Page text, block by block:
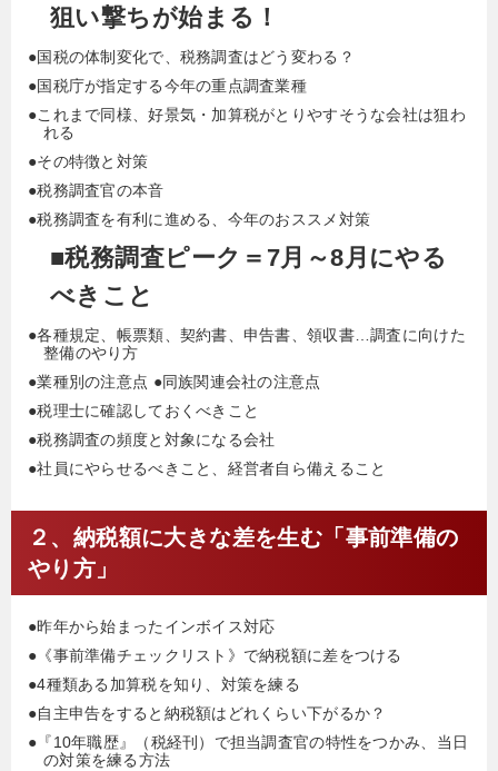
頼が殺到し、お忍びで指導を求めに来る税理士も多
狙い撃ちが始まる！
●国税の体制変化で、税務調査はどう変わる？
●国税庁が指定する今年の重点調査業種
●これまで同様、好景気・加算税がとりやすそうな会社は狙わ
れる
●その特徴と対策
●税務調査官の本音
●税務調査を有利に進める、今年のおススメ対策
■税務調査ピーク＝7月～8月にやる
べきこと
●各種規定、帳票類、契約書、申告書、領収書…調査に向けた
整備のやり方
●業種別の注意点 ●同族関連会社の注意点
●税理士に確認しておくべきこと
●税務調査の頻度と対象になる会社
●社員にやらせるべきこと、経営者自ら備えること
２、納税額に大きな差を生む「事前準備の
やり方」
●昨年から始まったインボイス対応
●《事前準備チェックリスト》で納税額に差をつける
●4種類ある加算税を知り、対策を練る
●自主申告をすると納税額はどれくらい下がるか？
●『10年職歴』（税経刊）で担当調査官の特性をつかみ、当日
の対策を練る方法